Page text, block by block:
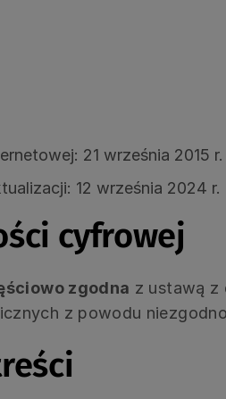
21 września 2015 r.
12 września 2024 r.
cyfrowej
zgodna z ustawą z
z powodu